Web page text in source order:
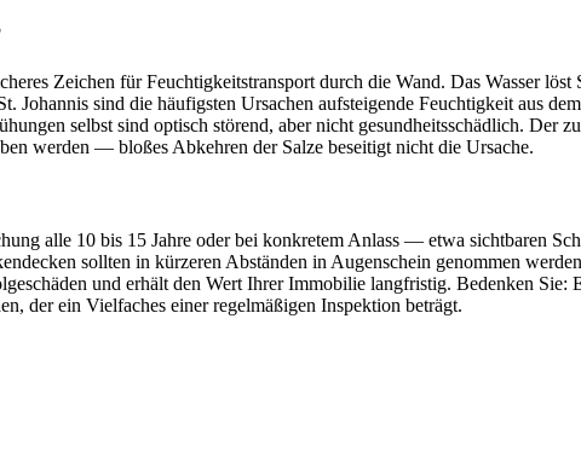
Zeichen für Feuchtigkeitstransport durch die Wand. Das Wasser löst
sind die häufigsten Ursachen aufsteigende Feuchtigkeit aus
selbst sind optisch störend, aber nicht gesundheitsschädlich. Der
werden — bloßes Abkehren der Salze beseitigt nicht die Ursache.
alle 10 bis 15 Jahre oder bei konkretem Anlass — etwa sichtbaren
sollten in kürzeren Abständen in Augenschein genommen
und erhält den Wert Ihrer Immobilie langfristig. Bedenken Sie:
der ein Vielfaches einer regelmäßigen Inspektion beträgt.